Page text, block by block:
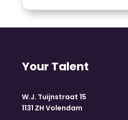
Your Talent
W.J. Tuijnstraat 15
1131 ZH Volendam